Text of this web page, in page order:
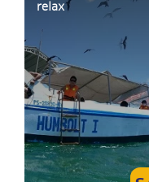
relax